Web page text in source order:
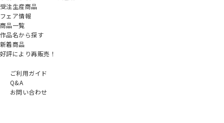
受注生産商品
フェア情報
商品一覧
作品名から探す
新着商品
好評により再販売！
ご利用ガイド
Q&A
お問い合わせ